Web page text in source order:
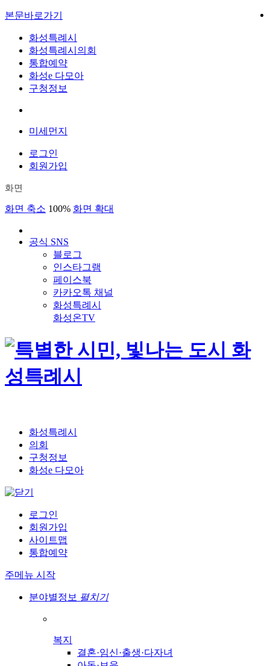
본문바로가기
화성특례시
화성특례시의회
통합예약
화성e 다모아
구청정보
미세먼지
로그인
회원가입
화면
화면 축소 100% 화면 확대
공식 SNS
블로그
인스타그램
페이스북
카카오톡 채널
화성특례시
화성온TV
화성특례시
의회
구청정보
화성e 다모아
로그인
회원가입
사이트맵
통합예약
주메뉴 시작
분야별정보 펼치기
복지
결혼·임신·출생·다자녀